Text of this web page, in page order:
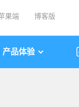
果端 博客版
产品体验